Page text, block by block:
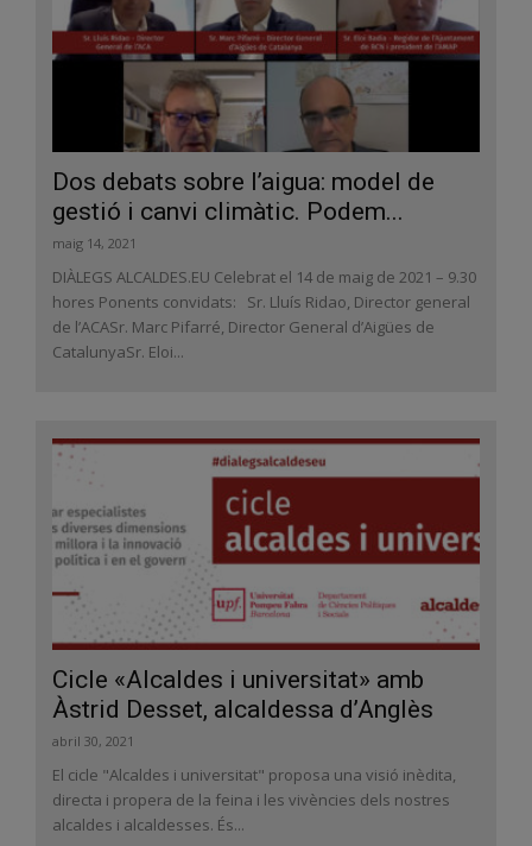
Dos debats sobre l’aigua: model de
gestió i canvi climàtic. Podem...
maig 14, 2021
DIÀLEGS ALCALDES.EU Celebrat el 14 de maig de 2021 – 9.30
hores Ponents convidats: Sr. Lluís Ridao, Director general
de l’ACASr. Marc Pifarré, Director General d’Aigües de
CatalunyaSr. Eloi...
Cicle «Alcaldes i universitat» amb
Àstrid Desset, alcaldessa d’Anglès
abril 30, 2021
El cicle "Alcaldes i universitat" proposa una visió inèdita,
directa i propera de la feina i les vivències dels nostres
alcaldes i alcaldesses. És...